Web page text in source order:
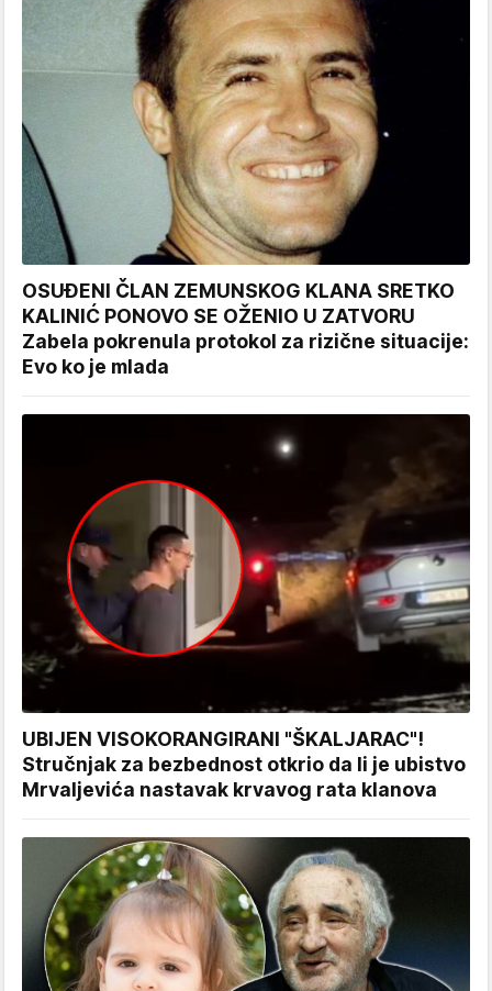
OSUĐENI ČLAN ZEMUNSKOG KLANA SRETKO
KALINIĆ PONOVO SE OŽENIO U ZATVORU
Zabela pokrenula protokol za rizične situacije:
Evo ko je mlada
UBIJEN VISOKORANGIRANI "ŠKALJARAC"!
Stručnjak za bezbednost otkrio da li je ubistvo
Mrvaljevića nastavak krvavog rata klanova